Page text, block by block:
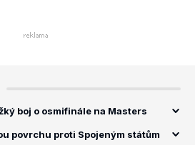
boj o osmifinále na Masters
povrchu proti Spojeným státům